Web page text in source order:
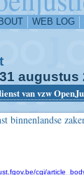
WEB LOG
31 augustus
van vzw
binnenlandse
cgi/